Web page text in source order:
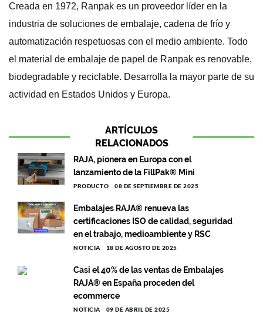
Creada en 1972, Ranpak es un proveedor líder en la
industria de soluciones de embalaje, cadena de frío y
automatización respetuosas con el medio ambiente. Todo
el material de embalaje de papel de Ranpak es renovable,
biodegradable y reciclable. Desarrolla la mayor parte de su
actividad en Estados Unidos y Europa.
ARTÍCULOS
RELACIONADOS
RAJA, pionera en Europa con el
lanzamiento de la FillPak® Mini
PRODUCTO 08 DE SEPTIEMBRE DE 2025
Embalajes RAJA® renueva las
certificaciones ISO de calidad, seguridad
en el trabajo, medioambiente y RSC
NOTICIA 18 DE AGOSTO DE 2025
Casi el 40% de las ventas de Embalajes
RAJA® en España proceden del
ecommerce
NOTICIA 09 DE ABRIL DE 2025